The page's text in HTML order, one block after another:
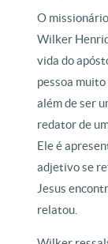
O
Wilker
vida do
pessoa
além de ser
redator de
Ele é
adjetivo se
Jesus
relatou.